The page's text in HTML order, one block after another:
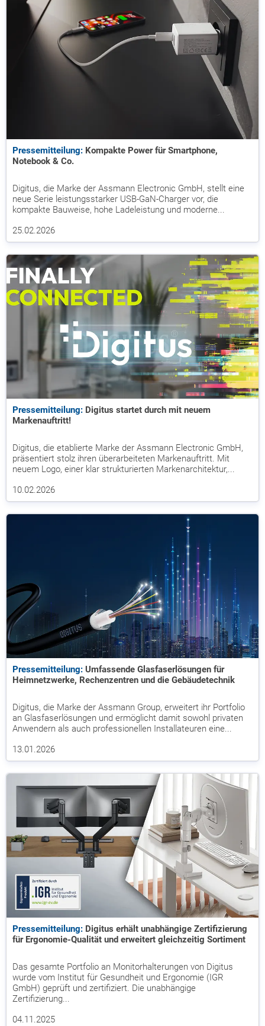
Pressemitteilung: Kompakte Power für Smartphone,
Notebook & Co.
Digitus, die Marke der Assmann Electronic GmbH, stellt eine
neue Serie leistungsstarker USB-GaN-Charger vor, die
kompakte Bauweise, hohe Ladeleistung und moderne...
25.02.2026
Pressemitteilung: Digitus startet durch mit neuem
Markenauftritt!
Digitus, die etablierte Marke der Assmann Electronic GmbH,
präsentiert stolz ihren überarbeiteten Markenauftritt. Mit
neuem Logo, einer klar strukturierten Markenarchitektur,...
10.02.2026
Pressemitteilung: Umfassende Glasfaserlösungen für
Heimnetzwerke, Rechenzentren und die Gebäudetechnik
Digitus, die Marke der Assmann Group, erweitert ihr Portfolio
an Glasfaserlösungen und ermöglicht damit sowohl privaten
Anwendern als auch professionellen Installateuren eine...
13.01.2026
Pressemitteilung: Digitus erhält unabhängige Zertifizierung
für Ergonomie-Qualität und erweitert gleichzeitig Sortiment
Das gesamte Portfolio an Monitorhalterungen von Digitus
wurde vom Institut für Gesundheit und Ergonomie (IGR
GmbH) geprüft und zertifiziert. Die unabhängige
Zertifizierung...
04.11.2025